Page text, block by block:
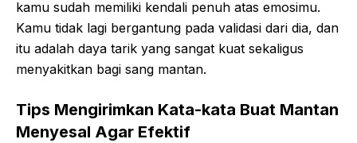
kamu sudah memiliki kendali penuh atas emosimu.
Kamu tidak lagi bergantung pada validasi dari dia, dan
itu adalah daya tarik yang sangat kuat sekaligus
menyakitkan bagi sang mantan.
Tips Mengirimkan Kata-kata Buat Mantan
Menyesal Agar Efektif